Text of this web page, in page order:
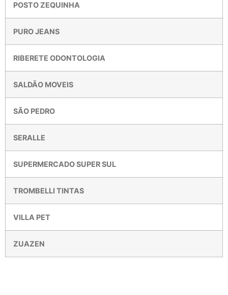
POSTO ZEQUINHA
PURO JEANS
RIBERETE ODONTOLOGIA
SALDÃO MOVEIS
SÃO PEDRO
SERALLE
SUPERMERCADO SUPER SUL
TROMBELLI TINTAS
VILLA PET
ZUAZEN